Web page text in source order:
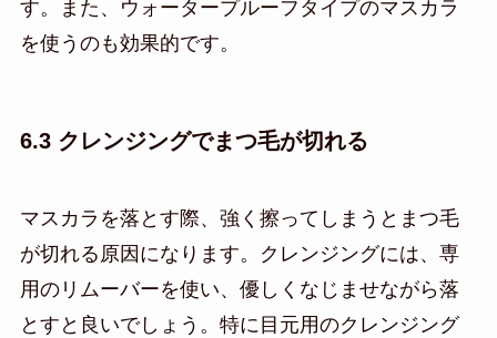
す。また、ウォータープルーフタイプのマスカラ
を使うのも効果的です。
6.3 クレンジングでまつ毛が切れる
マスカラを落とす際、強く擦ってしまうとまつ毛
が切れる原因になります。クレンジングには、専
用のリムーバーを使い、優しくなじませながら落
とすと良いでしょう。特に目元用のクレンジング